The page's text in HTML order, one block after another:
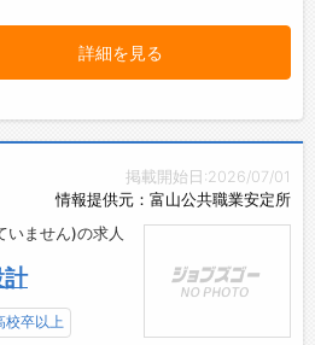
詳細を見る
掲載開始日:2026/07/01
情報提供元：富山公共職業安定所
いません)の求人
校卒以上